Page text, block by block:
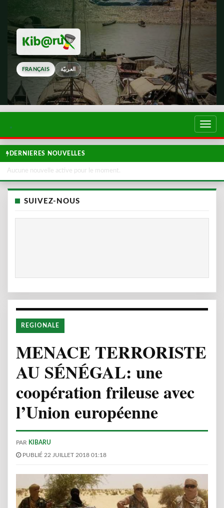
FRANÇAIS العربيّة
DERNIERES NOUVELLES
Aucune nouvelle active pour le moment.
SUIVEZ-NOUS
REGIONALE
MENACE TERRORISTE
AU SÉNÉGAL: une
coopération frileuse avec
l’Union européenne
PAR KIBARU
PUBLIÉ 22 JUILLET 2018 01:18